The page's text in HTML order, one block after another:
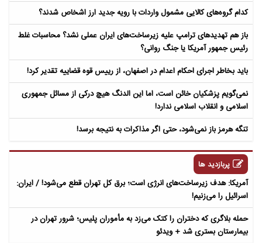
کدام گروه‌های کالایی مشمول واردات با رویه جدید ارز اشخاص شدند؟
باز هم تهدیدهای ترامپ علیه زیرساخت‌های ایران عملی نشد؟ محاسبات غلط
رئیس جمهور آمریکا یا جنگ روانی؟
باید بخاطر اجرای احکام اعدام در اصفهان، از رییس قوه قضاییه تقدیر کرد!
نمی‌گویم پزشکیان خائن است، اما این الدنگ هیچ درکی از مسائل جمهوری
اسلامی و انقلاب اسلامی ندارد!
تنگه هرمز باز نمی‌شود، حتی اگر مذاکرات به نتیجه برسد!
پربازدید ها
آمریکا: هدف زیرساخت‌های انرژی است؛ برق کل تهران قطع می‌شود! / ایران:
اسرائیل را می‌زنیم!
حمله بلاگری که دختران را کتک می‌زد به مأموران پلیس؛ شرور تهران در
بیمارستان بستری شد + ویدئو